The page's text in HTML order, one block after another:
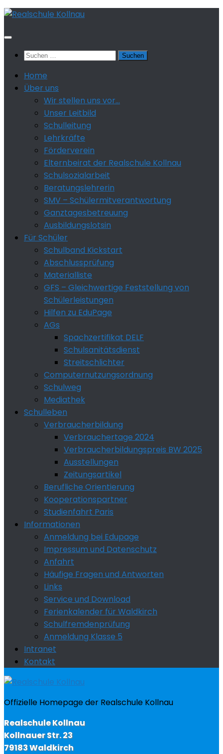
Zum
springen
Suchen
Home
Über uns
Wir stellen uns vor…
Unser Leitbild
Schulleitung
Lehrkräfte
Förderverein
Elternbeirat der Realschule Kollnau
Schulsozialarbeit
Beratungslehrerin
SMV – Schülermitverantwortung
Ganztagesbetreuung
Ausbildungslotsin
Für Schüler
Schulband Kickstart
Abschlussprüfung
Materialliste
GFS – Gleichwertige Feststellung von
Schülerleistungen
Hilfen zu EduPage
AGs
Spachzertifikat DELF
Schulsanitätsdienst
Streitschlichter
Computernutzungsordnung
Schulweg
Mediathek
Schulleben
Verbraucherbildung
Verbrauchertage 2024
Verbraucherbildungspreis BW 2025
Ausstellungen
Zeitungsartikel
Berufliche Orientierung
Kooperationspartner
Studienfahrt Paris
Informationen
Anmeldung bei Edupage
Impressum und Datenschutz
Anfahrt
Häufige Fragen und Antworten
Links
Service und Download
Ferienkalender für Waldkirch
Schulfremdenprüfung
Anmeldung Klasse 5
Intranet
Kontakt
Offizielle Homepage der Realschule Kollnau
Realschule Kollnau
Kollnauer Str. 23
79183 Waldkirch